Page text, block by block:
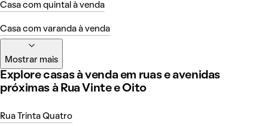
Casa com quintal à venda
Casa com varanda à venda
Mostrar mais
Explore casas à venda em ruas e avenidas
próximas à Rua Vinte e Oito
Rua Trinta Quatro